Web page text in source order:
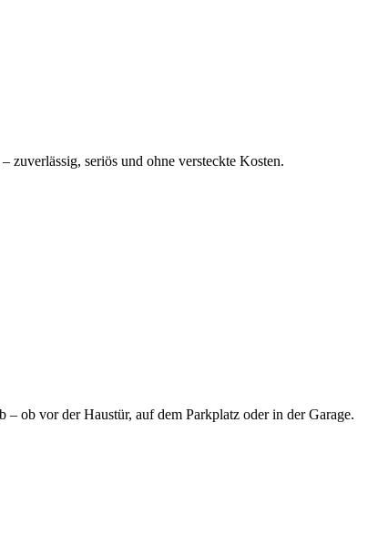
seriös und ohne versteckte Kosten.
ob vor der Haustür, auf dem Parkplatz oder in der Garage.